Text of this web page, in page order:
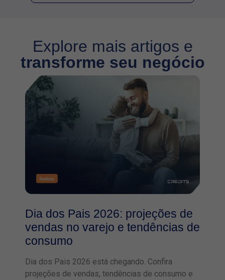
Explore mais artigos e
transforme seu negócio
Dia dos Pais 2026: projeções de
vendas no varejo e tendências de
consumo
Dia dos Pais 2026 está chegando. Confira
projeções de vendas, tendências de consumo e